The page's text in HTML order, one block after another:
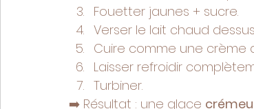
Fouetter jaunes + sucre.
Verser le lait chaud
Cuire comme une crème
Laisser refroidir
Turbiner.
➡️ Résultat : une glace